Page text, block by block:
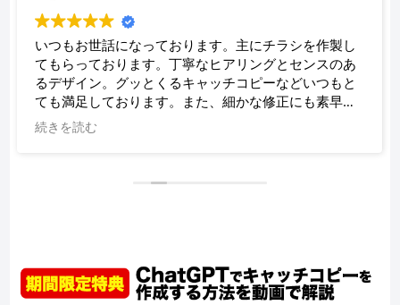
いつもお世話になっております。主にチラシを作製し
てもらっております。丁寧なヒアリングとセンスのあ
るデザイン。グッとくるキャッチコピーなどいつもと
ても満足しております。また、細かな修正にも素早く
対応していただき、助かっております。
続きを読む